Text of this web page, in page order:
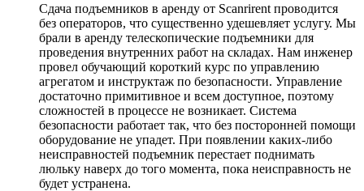
Сдача подъемников в аренду от Scanrirent проводится
без операторов, что существенно удешевляет услугу. Мы
брали в аренду телескопические подъемники для
проведения внутренних работ на складах. Нам инженер
провел обучающий короткий курс по управлению
агрегатом и инструктаж по безопасности. Управление
достаточно примитивное и всем доступное, поэтому
сложностей в процессе не возникает. Система
безопасности работает так, что без посторонней помощи
оборудование не упадет. При появлении каких-либо
неисправностей подъемник перестает поднимать
люльку наверх до того момента, пока неисправность не
будет устранена.